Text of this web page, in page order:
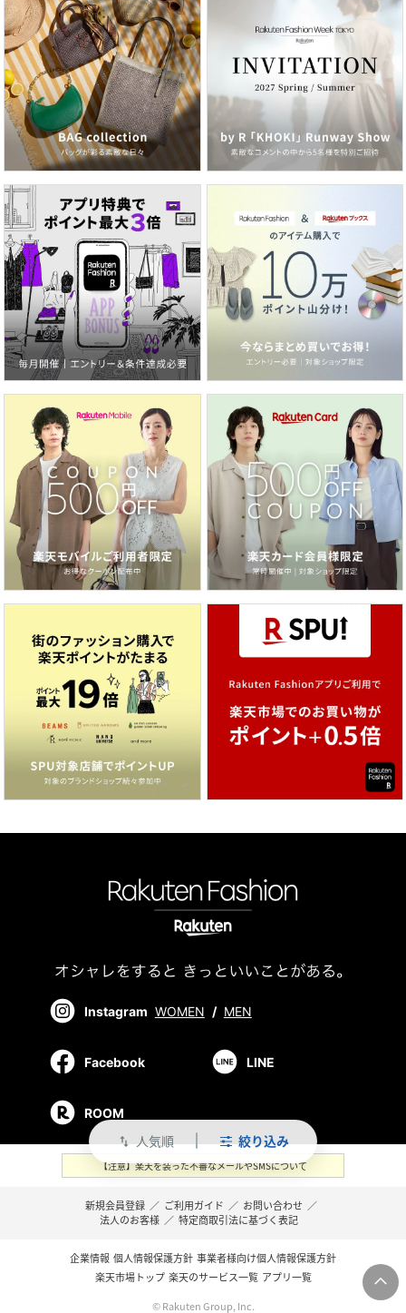
swap_vert 人気順 絞り込み
Instagram WOMEN / MEN
Facebook LINE
ROOM
【注意】楽天を装った不審なメールやSMSについて
新規会員登録 ／ ご利用ガイド ／ お問い合わせ ／
法人のお客様 ／ 特定商取引法に基づく表記
企業情報 個人情報保護方針 事業者様向け個人情報保護方針
楽天市場トップ 楽天のサービス一覧 アプリ一覧
© Rakuten Group, Inc.